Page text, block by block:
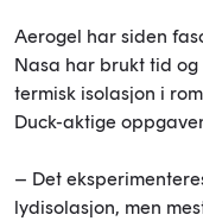
Aerogel har siden
Nasa har brukt tid
termisk isolasjon i
Duck-aktige
– Det
lydisolasjon, men